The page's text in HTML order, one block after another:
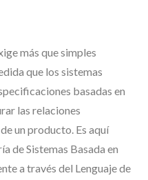
más que simples
que los sistemas
basadas en
las relaciones
un producto. Es aquí
de Sistemas Basada en
a través del Lenguaje de